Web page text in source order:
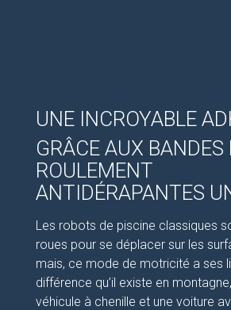
UNE INCROYABLE
GRÂCE AUX BANDES
ROULEMENT
ANTIDÉRAPANTES
Les robots de piscine classiques
roues pour se déplacer sur les
mais, ce mode de motricité a ses
différence qu’il existe en
véhicule à chenille et une voiture